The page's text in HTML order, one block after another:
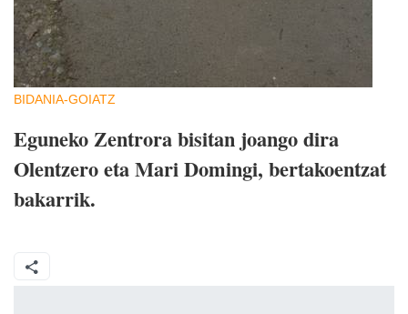
BIDANIA-GOIATZ
Eguneko Zentrora bisitan joango dira
Olentzero eta Mari Domingi, bertakoentzat
bakarrik.